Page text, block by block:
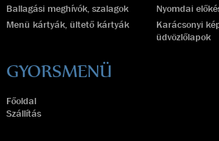
Ballagási meghívók, szalagok
Nyomdai
Menü kártyák, ültető kártyák
Karácsonyi
üdvözlőlapok
GYORSMENÜ
Főoldal
Szállítás